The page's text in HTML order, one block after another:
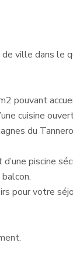
ville dans le
pouvant
cuisine
du
piscine
pour votre